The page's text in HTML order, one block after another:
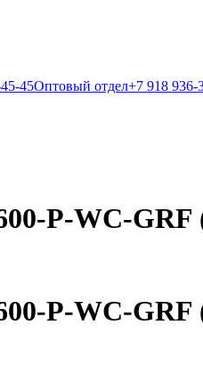
45Оптовый отдел+7 918 936-
P-WC-GRF
P-WC-GRF